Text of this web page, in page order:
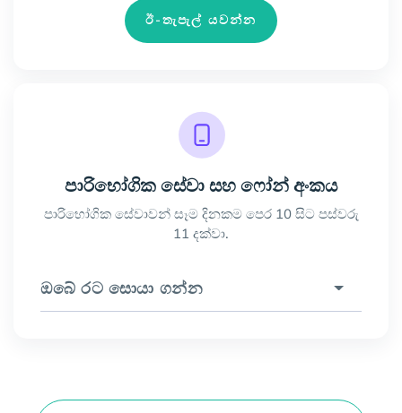
ඊ-තැපැල් යවන්න
පාරිභෝගික සේවා සහ ෆෝන් අංකය
පාරිභෝගික සේවාවන් සෑම දිනකම පෙර 10 සිට පස්වරු
11 දක්වා.
ඔබේ රට සොයා ගන්න